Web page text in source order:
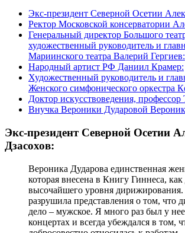
Экс-президент Северной Осетии
Ректор Московской консерватории
Генеральный директор Большого
художественный руководитель и
Мариинского театра Валерий Гергиев:
Народный артист РФ Даниил Крамер:
Художественный руководитель и
Женского симфонического оркестра
Доктор искусствоведения, профессор
Внучка Вероники Дударовой
Экс-президент Северной Осетии
Дзасохов:
Вероника Дударова единственная
которая внесена в Книгу Гиннеса,
высочайшего уровня
разрушила представления о том, что
дело – мужское. Я много раз был у
концертах и всегда убеждался в том,